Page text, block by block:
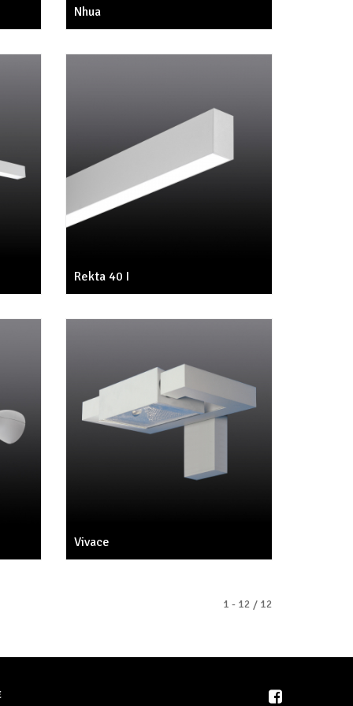
Nhua
Rekta 40 I
Vivace
1 - 12 / 12